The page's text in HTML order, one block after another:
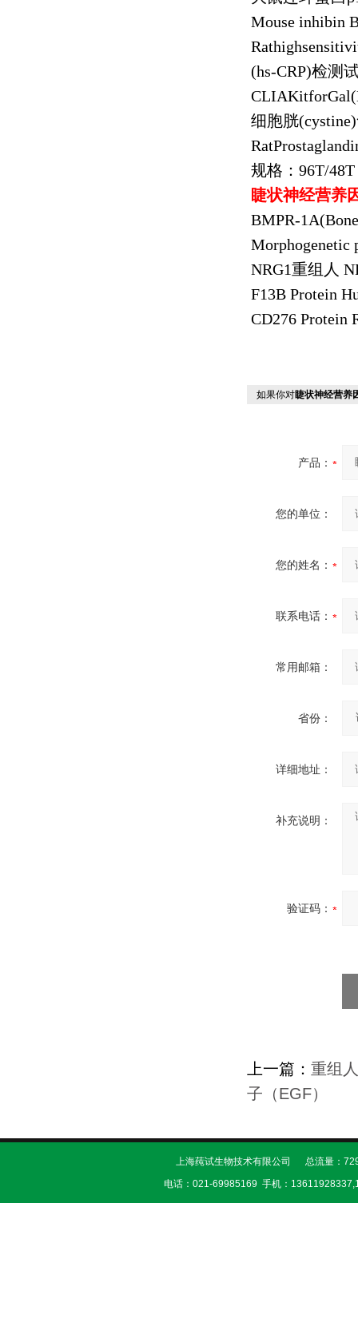
Mouse inhibin
(hs-CRP)检测
细胞胱(cystine)
规格： 96T/48T
睫状神经营养
BMPR-
Morphogenetic
NRG1重组人
F13B Protein
CD276 Protein
如果你对睫状神经营养
产品：
您的单位：
您的姓名：
联系电话：
常用邮箱：
省份：
详细地址：
补充说明：
验证码：
上一篇： 重组
子（EGF）
上海莼试生物技术有限公司 总流量：
电话：021-69985169 手机：